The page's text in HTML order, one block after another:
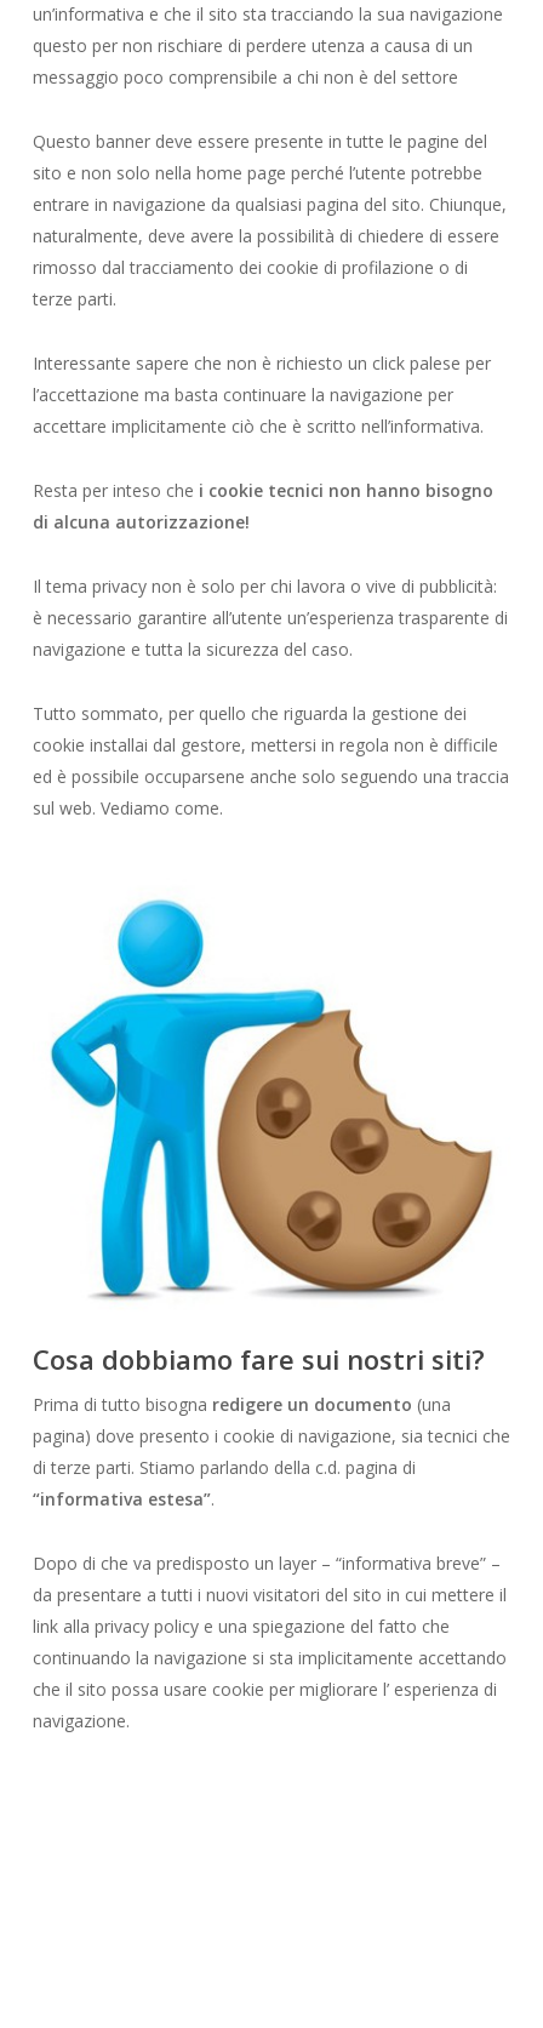
un’informativa e che il sito sta tracciando la sua navigazione
questo per non rischiare di perdere utenza a causa di un
messaggio poco comprensibile a chi non è del settore
Questo banner deve essere presente in tutte le pagine del
sito e non solo nella home page perché l’utente potrebbe
entrare in navigazione da qualsiasi pagina del sito. Chiunque,
naturalmente, deve avere la possibilità di chiedere di essere
rimosso dal tracciamento dei cookie di profilazione o di
terze parti.
Interessante sapere che non è richiesto un click palese per
l’accettazione ma basta continuare la navigazione per
accettare implicitamente ciò che è scritto nell’informativa.
Resta per inteso che i cookie tecnici non hanno bisogno
di alcuna autorizzazione!
Il tema privacy non è solo per chi lavora o vive di pubblicità:
è necessario garantire all’utente un’esperienza trasparente di
navigazione e tutta la sicurezza del caso.
Tutto sommato, per quello che riguarda la gestione dei
cookie installai dal gestore, mettersi in regola non è difficile
ed è possibile occuparsene anche solo seguendo una traccia
sul web. Vediamo come.
Cosa dobbiamo fare sui nostri siti?
Prima di tutto bisogna redigere un documento (una
pagina) dove presento i cookie di navigazione, sia tecnici che
di terze parti. Stiamo parlando della c.d. pagina di
“informativa estesa”.
Dopo di che va predisposto un layer – “informativa breve” –
da presentare a tutti i nuovi visitatori del sito in cui mettere il
link alla privacy policy e una spiegazione del fatto che
continuando la navigazione si sta implicitamente accettando
che il sito possa usare cookie per migliorare l’ esperienza di
navigazione.